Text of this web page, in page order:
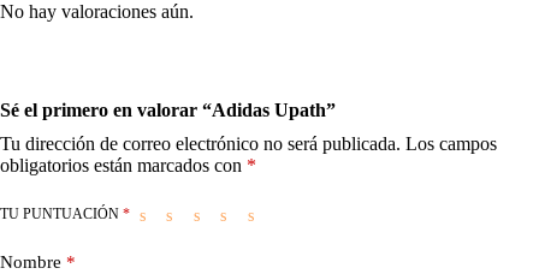
No hay valoraciones aún.
Sé el primero en valorar “Adidas Upath”
Tu dirección de correo electrónico no será publicada. Los campos
obligatorios están marcados con *
TU PUNTUACIÓN *
Nombre *